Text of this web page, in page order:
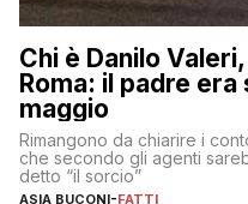
Chi è Danilo
Roma: il padre
maggio
Rimangono da chiarire i
che secondo gli agenti
detto “il sorcio”
ASIA BUCONI-FATTI